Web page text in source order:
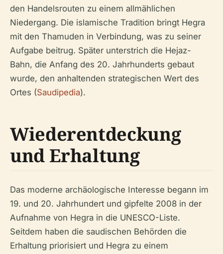
den Handelsrouten zu einem allmählichen
Niedergang. Die islamische Tradition bringt Hegra
mit den Thamuden in Verbindung, was zu seiner
Aufgabe beitrug. Später unterstrich die Hejaz-
Bahn, die Anfang des 20. Jahrhunderts gebaut
wurde, den anhaltenden strategischen Wert des
Ortes (Saudipedia).
Wiederentdeckung
und Erhaltung
Das moderne archäologische Interesse begann im
19. und 20. Jahrhundert und gipfelte 2008 in der
Aufnahme von Hegra in die UNESCO-Liste.
Seitdem haben die saudischen Behörden die
Erhaltung priorisiert und Hegra zu einem